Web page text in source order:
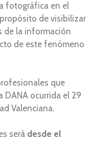
fotográfica en el
de visibilizar
de la información
de este fenómeno
que
ocurrida el 29
Valenciana.
será desde el